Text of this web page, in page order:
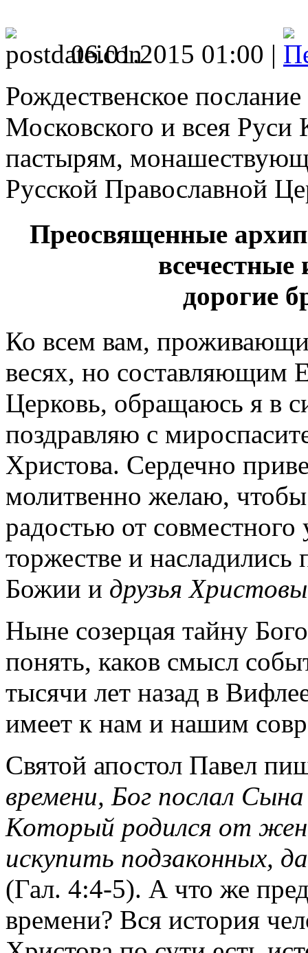
06.01.2015 01:00 |
Рождественское
Московского и всея
пастырям,
Русской Православной
Преосвященные
дорогие
Ко всем вам,
весях, но составляющим
Церковь, обращаюсь я в
поздравляю с
Христова. Сердечно
молитвенно желаю,
радостью от совместного
торжестве и
Божии и друзья Христовы
Ныне созерцая тайну
понять, каков смысл
тысячи лет назад в
имеет к нам и нашим
Святой апостол Павел
времени, Бог послал
Который родился от
искупить подзаконных,
(Гал. 4:4-5). А что же
времени? Вся история